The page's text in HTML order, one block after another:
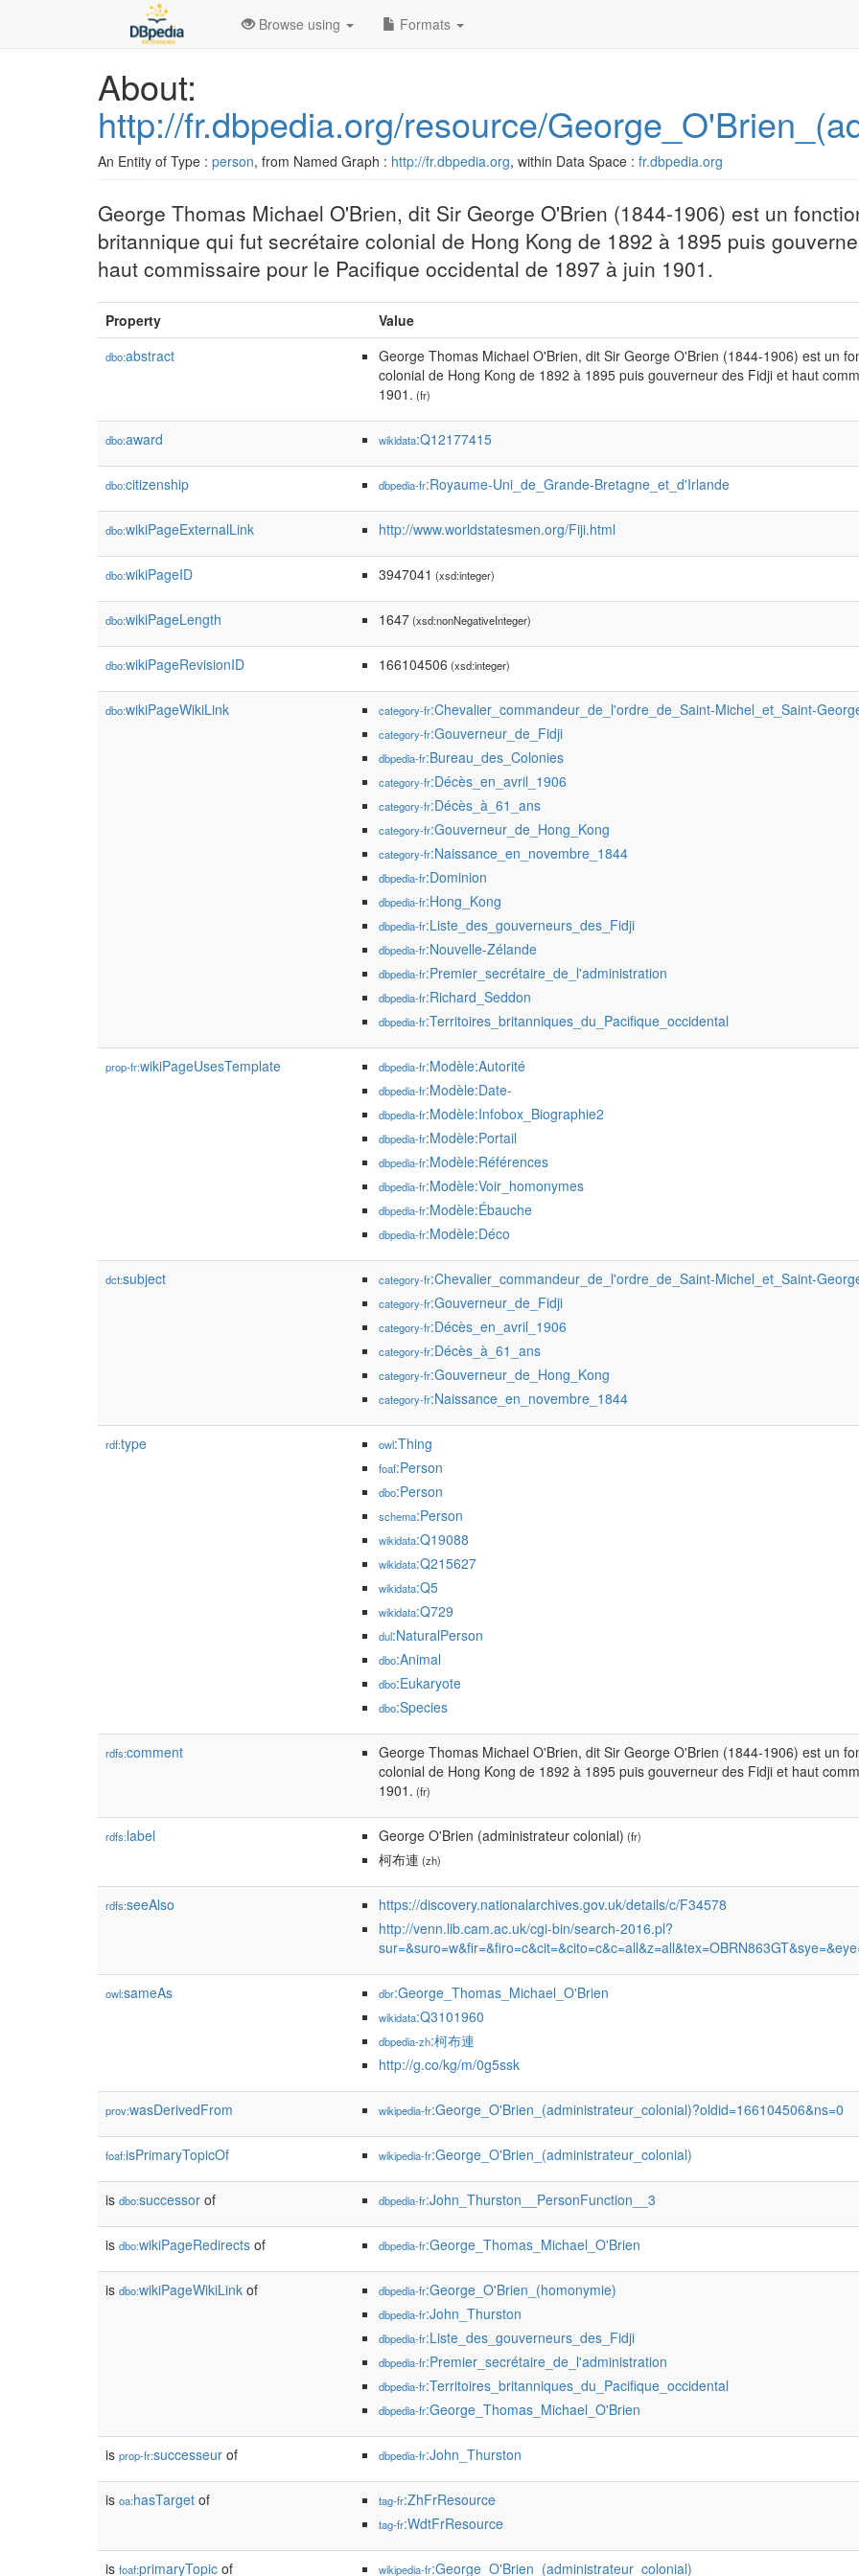
Browse using Formats
About:
http://fr.dbpedia.org/resource/
An Entity of Type : person, from Named Graph : http://fr.dbpedia.org, within Data Space : fr.dbpedia.org
George Thomas Michael O'Brien, dit Sir George O'Brien (1844-1906) est un
britannique qui fut secrétaire colonial de Hong Kong de 1892 à 1895 puis
haut commissaire pour le Pacifique occidental de 1897 à juin 1901.
Property Value
dbo:abstract
George Thomas Michael O'Brien, dit Sir George O'Brien (1844-1906) est un
colonial de Hong Kong de 1892 à 1895 puis gouverneur des Fidji et haut
1901. (fr)
dbo:award wikidata:Q12177415
dbo:citizenship dbpedia-fr:Royaume-Uni_de_Grande-Bretagne_et_d'Irlande
dbo:wikiPageExternalLink http://www.worldstatesmen.org/Fiji.html
dbo:wikiPageID 3947041 (xsd:integer)
dbo:wikiPageLength 1647(xsd:nonNegativeInteger)
dbo:wikiPageRevisionID 166104506 (xsd:integer)
dbo:wikiPageWikiLink category-fr:Chevalier_commandeur_de_l'ordre_de_Saint-Michel_et_Saint-
category-fr:Gouverneur_de_Fidji
dbpedia-fr:Bureau_des_Colonies
category-fr:Décès_en_avril_1906
category-fr:Décès_à_61_ans
category-fr:Gouverneur_de_Hong_Kong
category-fr:Naissance_en_novembre_1844
dbpedia-fr:Dominion
dbpedia-fr:Hong_Kong
dbpedia-fr:Liste_des_gouverneurs_des_Fidji
dbpedia-fr:Nouvelle-Zélande
dbpedia-fr:Premier_secrétaire_de_l'administration
dbpedia-fr:Richard_Seddon
dbpedia-fr:Territoires_britanniques_du_Pacifique_occidental
prop-fr:wikiPageUsesTemplate dbpedia-fr:Modèle:Autorité
dbpedia-fr:Modèle:Date-
dbpedia-fr:Modèle:Infobox_Biographie2
dbpedia-fr:Modèle:Portail
dbpedia-fr:Modèle:Références
dbpedia-fr:Modèle:Voir_homonymes
dbpedia-fr:Modèle:Ébauche
dbpedia-fr:Modèle:Déco
dct:subject category-fr:Chevalier_commandeur_de_l'ordre_de_Saint-Michel_et_Saint-
category-fr:Gouverneur_de_Fidji
category-fr:Décès_en_avril_1906
category-fr:Décès_à_61_ans
category-fr:Gouverneur_de_Hong_Kong
category-fr:Naissance_en_novembre_1844
rdf:type owl:Thing
foaf:Person
dbo:Person
schema:Person
wikidata:Q19088
wikidata:Q215627
wikidata:Q5
wikidata:Q729
dul:NaturalPerson
dbo:Animal
dbo:Eukaryote
dbo:Species
rdfs:comment
George Thomas Michael O'Brien, dit Sir George O'Brien (1844-1906) est un
colonial de Hong Kong de 1892 à 1895 puis gouverneur des Fidji et haut
1901. (fr)
rdfs:label George O'Brien (administrateur colonial) (fr)
柯布連 (zh)
rdfs:seeAlso
https://discovery.nationalarchives.gov.uk/details/c/F34578
http://venn.lib.cam.ac.uk/cgi-bin/search-2016.pl?
owl:sameAs dbr:George_Thomas_Michael_O'Brien
wikidata:Q3101960
dbpedia-zh:柯布連
http://g.co/kg/m/0g5ssk
prov:wasDerivedFrom wikipedia-fr:George_O'Brien_(administrateur_colonial)?oldid=166104506&ns=0
foaf:isPrimaryTopicOf wikipedia-fr:George_O'Brien_(administrateur_colonial)
is dbo:successor of dbpedia-fr:John_Thurston__PersonFunction__3
is dbo:wikiPageRedirects of dbpedia-fr:George_Thomas_Michael_O'Brien
is dbo:wikiPageWikiLink of dbpedia-fr:George_O'Brien_(homonymie)
dbpedia-fr:John_Thurston
dbpedia-fr:Liste_des_gouverneurs_des_Fidji
dbpedia-fr:Premier_secrétaire_de_l'administration
dbpedia-fr:Territoires_britanniques_du_Pacifique_occidental
dbpedia-fr:George_Thomas_Michael_O'Brien
is prop-fr:successeur of dbpedia-fr:John_Thurston
is oa:hasTarget of tag-fr:ZhFrResource
tag-fr:WdtFrResource
is foaf:primaryTopic of wikipedia-fr:George_O'Brien_(administrateur_colonial)